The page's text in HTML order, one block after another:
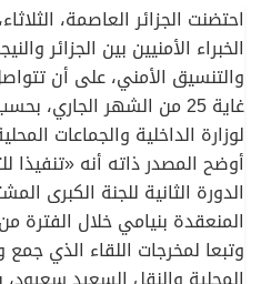
احتضنت الجزائر العاصمة،
الخبراء الأمنيين بين الجزائر
والتنسيق الأمني، على أن
غاية 25 من الشهر الجاري،
لوزارة الداخلية والجماعات
أوضح المصدر ذاته أنه «تنفيذا
الدورة الثانية للجنة الكبرى
وتبعا لمخرجات اللقاء الذي جمع